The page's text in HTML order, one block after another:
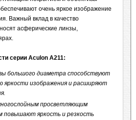
очень яркое изображение
Важный вклад в качество
асферические линзы,
серии Aculon A211:
большого диаметра способствуют
яркости изображения и расширяют
просветляющим
повышают яркость и резкость